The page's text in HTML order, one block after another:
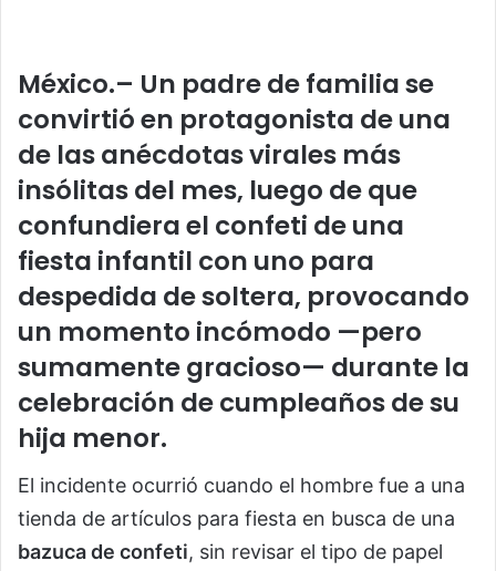
México.– Un padre de familia se
convirtió en protagonista de una
de las anécdotas virales más
insólitas del mes, luego de que
confundiera el confeti de una
fiesta infantil con uno para
despedida de soltera, provocando
un momento incómodo —pero
sumamente gracioso— durante la
celebración de cumpleaños de su
hija menor.
El incidente ocurrió cuando el hombre fue a una
tienda de artículos para fiesta en busca de una
bazuca de confeti, sin revisar el tipo de papel